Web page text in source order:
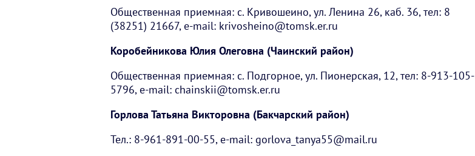
Общественная приемная: с. Кривошеино, ул. Ленина 26, каб. 36, тел: 8
(38251) 21667, e-mail: krivosheino@tomsk.er.ru
Коробейникова Юлия Олеговна (Чаинский район)
Общественная приемная: с. Подгорное, ул. Пионерская, 12, тел: 8-913-105-
5796, e-mail: chainskii@tomsk.er.ru
Горлова Татьяна Викторовна (Бакчарский район)
Тел.: 8-961-891-00-55, e-mail: gorlova_tanya55@mail.ru